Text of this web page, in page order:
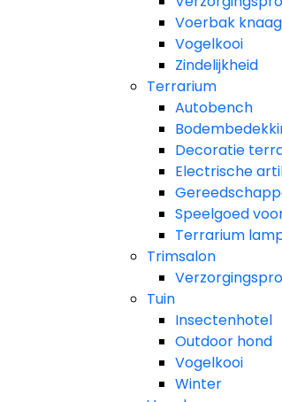
Voerbak
Vogelkooi
Zindelijkheid
Terrarium
Autobench
Decoratie
Electrische
Speelgoed
Terrarium
Trimsalon
Tuin
Insectenhotel
Outdoor hond
Vogelkooi
Winter